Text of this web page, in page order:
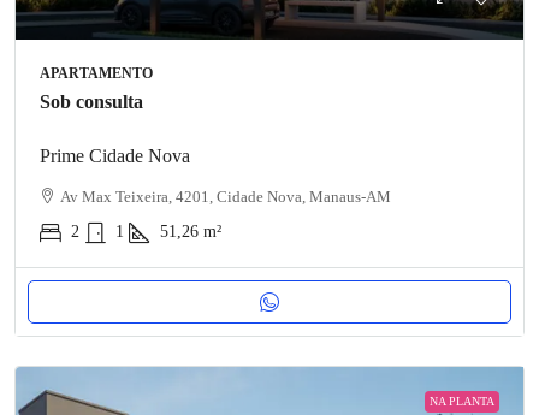
APARTAMENTO
Sob consulta
Prime Cidade Nova
Av Max Teixeira, 4201, Cidade Nova, Manaus-AM
2
1 51,26 m²
NA PLANTA